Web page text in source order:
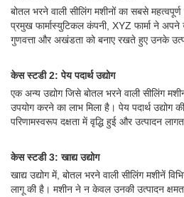
बोतल भरने वाली सीलिंग मशीनों का सबसे
प्रमुख फार्मास्युटिकल कंपनी, XYZ फार्मा ने
गुणवत्ता और अखंडता को बनाए रखते हुए उनके
केस स्टडी 2: पेय पदार्थ उद्योग
एक अन्य उद्योग जिसे बोतल भरने वाली सीलिंग
उपयोग करने का लाभ मिला है। पेय पदार्थ
परिणामस्वरूप दक्षता में वृद्धि हुई और उत्पादन
केस स्टडी 3: खाद्य उद्योग
खाद्य उद्योग में, बोतल भरने वाली सीलिंग मशीनें
लागू की है। मशीन ने न केवल उनकी उत्पादन